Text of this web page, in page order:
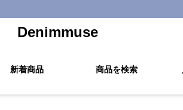
Denimmuse
新着商品 商品を検索